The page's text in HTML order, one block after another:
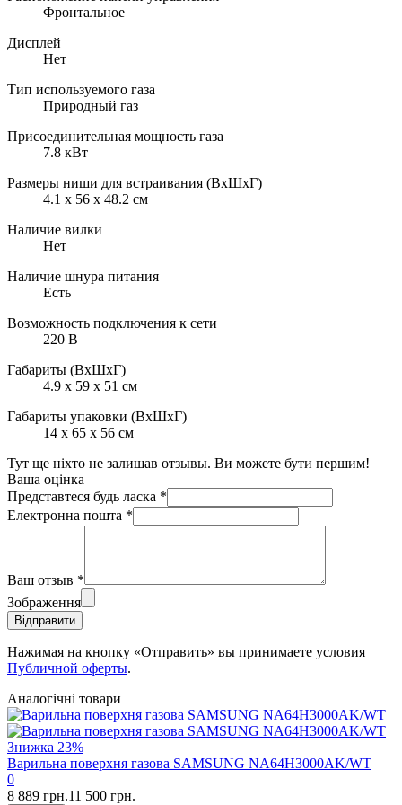
Фронтальное
Дисплей
Нет
Тип используемого газа
Природный газ
Присоединительная мощность газа
7.8 кВт
Размеры ниши для встраивания (ВхШхГ)
4.1 х 56 х 48.2 см
Наличие вилки
Нет
Наличие шнура питания
Есть
Возможность подключения к сети
220 В
Габариты (ВхШхГ)
4.9 х 59 х 51 см
Габариты упаковки (ВхШхГ)
14 х 65 х 56 см
Тут ще ніхто не залишав отзывы. Ви можете бути першим!
Ваша оцінка
Представтеся будь ласка *
Електронна пошта *
Ваш отзыв *
Зображення
Відправити
Нажимая на кнопку «Отправить» вы принимаете условия
Публичной оферты.
Аналогічні товари
Знижка 23%
Варильна поверхня газова SAMSUNG NA64H3000AK/WT
0
8 889 грн.11 500 грн.